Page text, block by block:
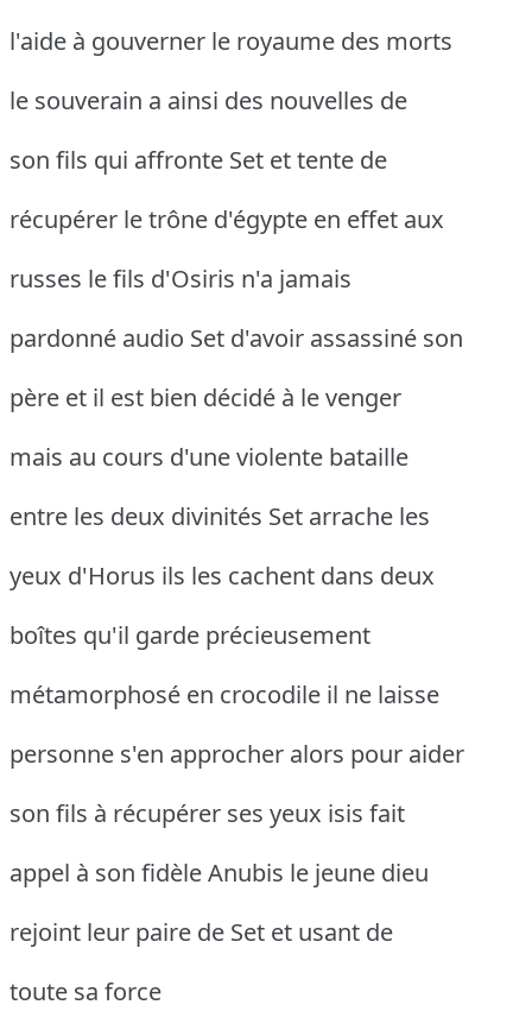
l'aide à gouverner le royaume des morts
le souverain a ainsi des nouvelles de
son fils qui affronte Set et tente de
récupérer le trône d'égypte en effet aux
russes le fils d'Osiris n'a jamais
pardonné audio Set d'avoir assassiné son
père et il est bien décidé à le venger
mais au cours d'une violente bataille
entre les deux divinités Set arrache les
yeux d'Horus ils les cachent dans deux
boîtes qu'il garde précieusement
métamorphosé en crocodile il ne laisse
personne s'en approcher alors pour aider
son fils à récupérer ses yeux isis fait
appel à son fidèle Anubis le jeune dieu
rejoint leur paire de Set et usant de
toute sa force